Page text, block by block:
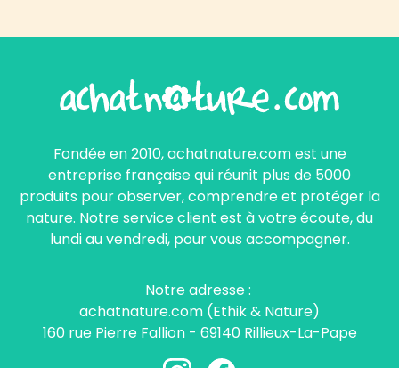
Fondée en 2010, achatnature.com est une
entreprise française qui réunit plus de 5000
produits pour observer, comprendre et protéger la
nature. Notre service client est à votre écoute, du
lundi au vendredi, pour vous accompagner.
Notre adresse :
achatnature.com (Ethik & Nature)
160 rue Pierre Fallion - 69140 Rillieux-La-Pape